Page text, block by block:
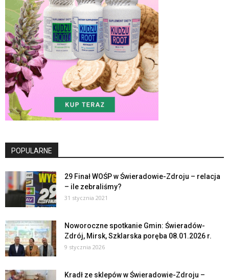
POPULARNE
29 Finał WOŚP w Świeradowie-Zdroju – relacja
– ile zebraliśmy?
31 stycznia 2021
Noworoczne spotkanie Gmin: Świeradów-
Zdrój, Mirsk, Szklarska poręba 08.01.2026 r.
9 stycznia 2026
Kradł ze sklepów w Świeradowie-Zdroju –